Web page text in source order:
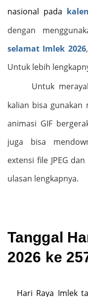
nasional pada
dengan
selamat Imlek 2026
Untuk lebih
Untuk
kalian bisa gunakan
animasi GIF
juga bisa
extensi file JPEG
ulasan lengkapnya.
Tanggal
2026 ke
Hari Raya Imlek